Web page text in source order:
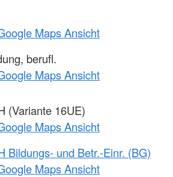
Maps Ansicht
berufl.
Maps Ansicht
(Variante 16UE)
Maps Ansicht
Bildungs- und Betr.-Einr. (BG)
Maps Ansicht